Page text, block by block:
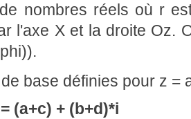
nombres réels où r
l'axe X et la droite Oz.
base définies pour z =
(a+c) + (b+d)*i